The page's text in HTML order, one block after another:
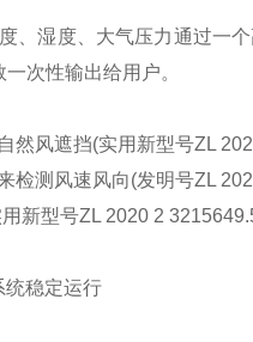
湿度、大气压力通过一
次性输出给用户。
风遮挡(实用新型号ZL
测风速风向(发明号ZL
新型号ZL 2020 2
稳定运行